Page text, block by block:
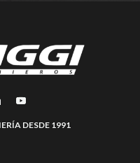
DESDE 1991